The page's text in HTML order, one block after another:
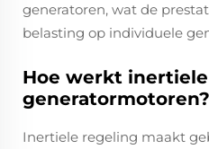
generatoren, wat de
belasting op individuele
Hoe werkt
generatormotoren?
Inertiele regeling maakt